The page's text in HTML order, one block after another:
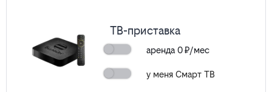
ТВ-приставка
аренда 0₽/мес
у меня Смарт ТВ